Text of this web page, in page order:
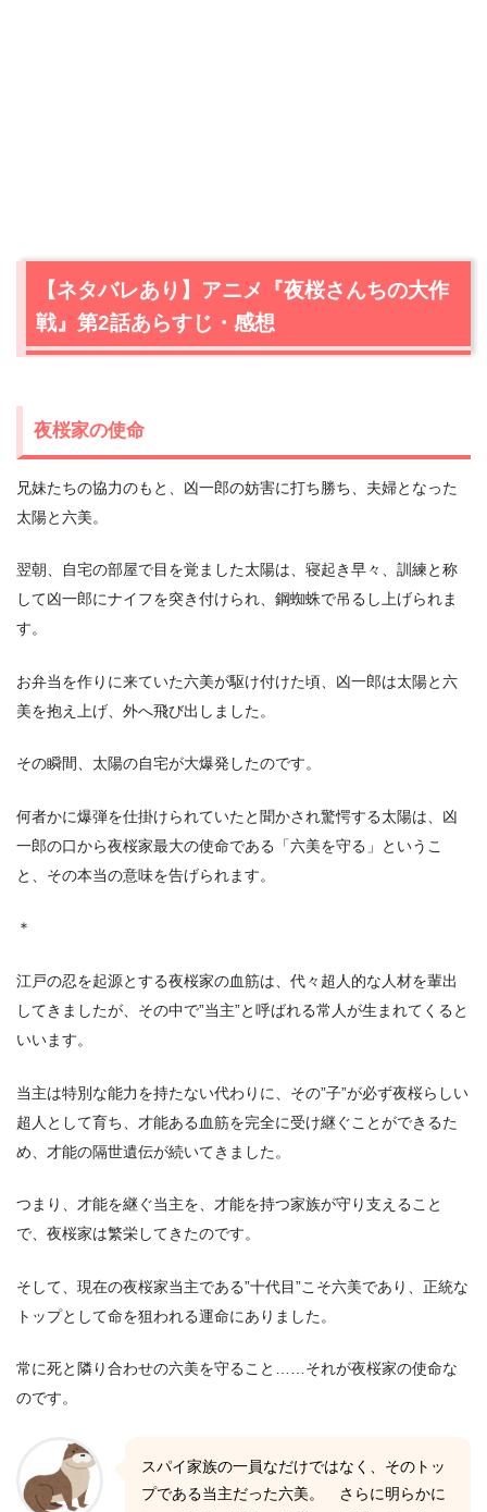
【ネタバレあり】アニメ『夜桜さんちの大作
戦』第2話あらすじ・感想
夜桜家の使命
兄妹たちの協力のもと、凶一郎の妨害に打ち勝ち、夫婦となった
太陽と六美。
翌朝、自宅の部屋で目を覚ました太陽は、寝起き早々、訓練と称
して凶一郎にナイフを突き付けられ、鋼蜘蛛で吊るし上げられま
す。
お弁当を作りに来ていた六美が駆け付けた頃、凶一郎は太陽と六
美を抱え上げ、外へ飛び出しました。
その瞬間、太陽の自宅が大爆発したのです。
何者かに爆弾を仕掛けられていたと聞かされ驚愕する太陽は、凶
一郎の口から夜桜家最大の使命である「六美を守る」というこ
と、その本当の意味を告げられます。
＊
江戸の忍を起源とする夜桜家の血筋は、代々超人的な人材を輩出
してきましたが、その中で”当主”と呼ばれる常人が生まれてくると
いいます。
当主は特別な能力を持たない代わりに、その”子”が必ず夜桜らしい
超人として育ち、才能ある血筋を完全に受け継ぐことができるた
め、才能の隔世遺伝が続いてきました。
つまり、才能を継ぐ当主を、才能を持つ家族が守り支えること
で、夜桜家は繁栄してきたのです。
そして、現在の夜桜家当主である”十代目”こそ六美であり、正統な
トップとして命を狙われる運命にありました。
常に死と隣り合わせの六美を守ること……それが夜桜家の使命な
のです。
スパイ家族の一員なだけではなく、そのトッ
プである当主だった六美。 さらに明らかに